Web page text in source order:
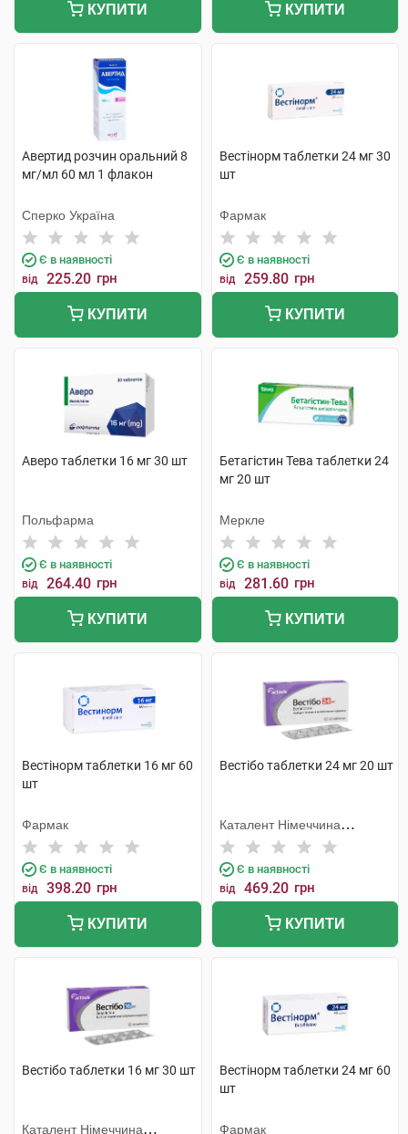
КУПИТИ КУПИТИ
Авертид розчин оральний 8
мг/мл 60 мл 1 флакон
Сперко Україна
Є в наявності
від 225.20 грн
КУПИТИ
Вестінорм таблетки 24 мг 30
шт
Фармак
Є в наявності
від 259.80 грн
КУПИТИ
Аверо таблетки 16 мг 30 шт
Польфарма
Є в наявності
від 264.40 грн
КУПИТИ
Бетагістин Тева таблетки 24
мг 20 шт
Меркле
Є в наявності
від 281.60 грн
КУПИТИ
Вестінорм таблетки 16 мг 60
шт
Фармак
Є в наявності
від 398.20 грн
КУПИТИ
Вестібо таблетки 24 мг 20 шт
Каталент Німеччина
Шорндорф ГмбХ
Є в наявності
від 469.20 грн
КУПИТИ
Вестібо таблетки 16 мг 30 шт
Каталент Німеччина
Вестінорм таблетки 24 мг 60
шт
Фармак